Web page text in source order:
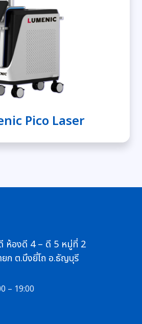
Pico Laser
ห้องดี 4 – ดี 5 หมู่ที่ 2
ก ต.บึงยี่โถ อ.ธัญบุรี
– 19:00